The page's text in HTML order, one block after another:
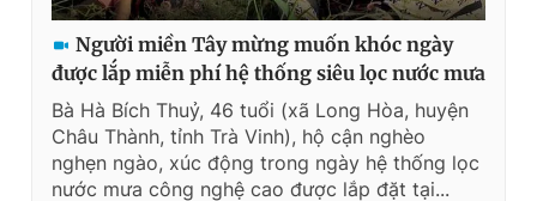
Người miền Tây mừng muốn khóc ngày
được lắp miễn phí hệ thống siêu lọc nước mưa
Bà Hà Bích Thuỷ, 46 tuổi (xã Long Hòa, huyện
Châu Thành, tỉnh Trà Vinh), hộ cận nghèo
nghẹn ngào, xúc động trong ngày hệ thống lọc
nước mưa công nghệ cao được lắp đặt tại...